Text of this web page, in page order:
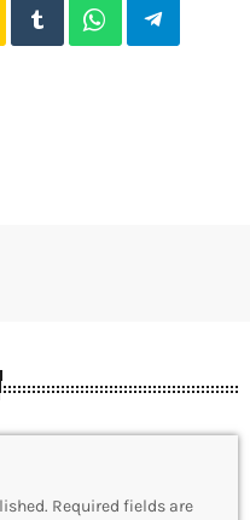
Required fields are